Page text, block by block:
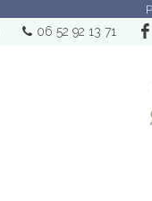
06 52 92 13 71